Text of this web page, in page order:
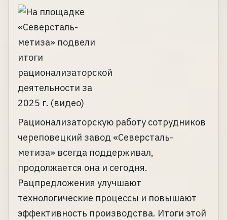
Рационализаторскую работу сотрудников
череповецкий завод «Северсталь-
метиза» всегда поддерживал,
продолжается она и сегодня.
Рацпредложения улучшают
технологические процессы и повышают
эффективность производства. Итоги этой